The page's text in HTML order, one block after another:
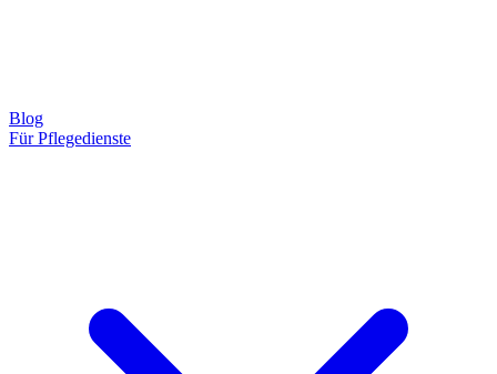
Blog
Für Pflegedienste